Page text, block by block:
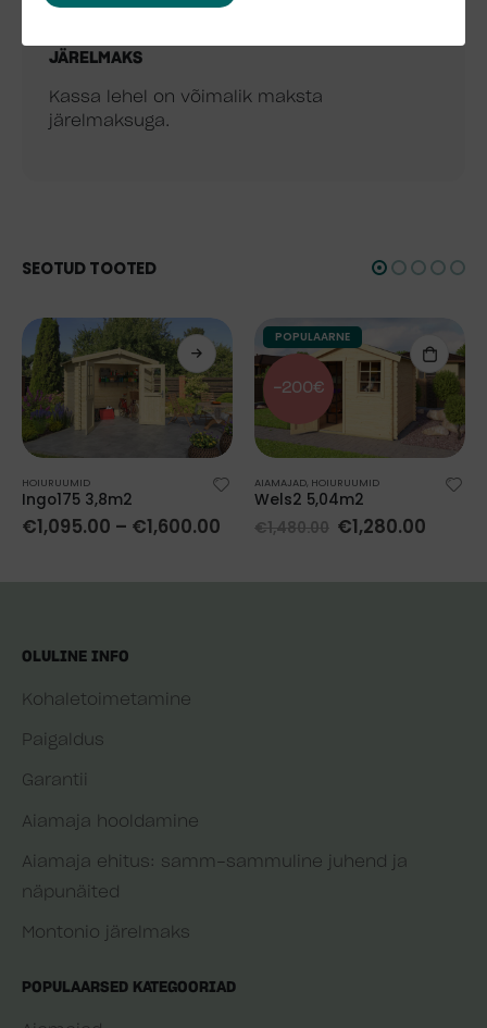
JÄRELMAKS
Kassa lehel on võimalik maksta
järelmaksuga.
SEOTUD TOOTED
HOIURUUMID
Ingo175 3,8m2
€1,095.00 – €1,600.00
POPULAARNE
-200€
AIAMAJAD, HOIURUUMID
Wels2 5,04m2
€1,480.00 €1,280.00
OLULINE INFO
Kohaletoimetamine
Paigaldus
Garantii
Aiamaja hooldamine
Aiamaja ehitus: samm-sammuline juhend ja
näpunäited
Montonio järelmaks
POPULAARSED KATEGOORIAD